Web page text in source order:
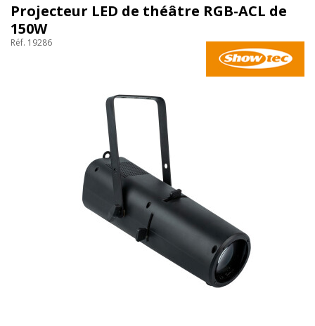
Projecteur LED de théâtre RGB-ACL de
150W
Réf. 19286